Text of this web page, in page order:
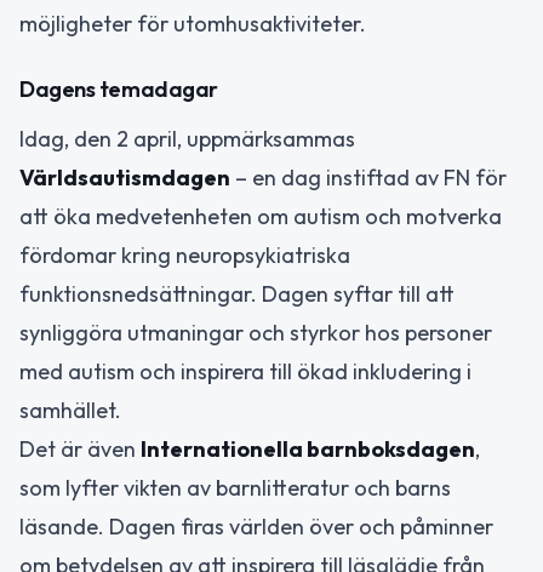
möjligheter för utomhusaktiviteter.
Dagens temadagar
Idag, den 2 april, uppmärksammas
Världsautismdagen – en dag instiftad av FN för
att öka medvetenheten om autism och motverka
fördomar kring neuropsykiatriska
funktionsnedsättningar. Dagen syftar till att
synliggöra utmaningar och styrkor hos personer
med autism och inspirera till ökad inkludering i
samhället.
Det är även Internationella barnboksdagen,
som lyfter vikten av barnlitteratur och barns
läsande. Dagen firas världen över och påminner
om betydelsen av att inspirera till läsglädje från